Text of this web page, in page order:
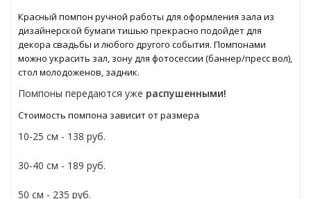
Красный помпон ручной работы для оформления зала из
дизайнерской бумаги тишью прекрасно подойдет для
декора свадьбы и любого другого события. Помпонами
можно украсить зал, зону для фотосессии (баннер/пресс вол),
стол молодоженов, задник.
Помпоны передаются уже распушенными!
Стоимость помпона зависит от размера
10-25 см - 138 руб.
30-40 см - 189 руб.
50 см - 235 руб.